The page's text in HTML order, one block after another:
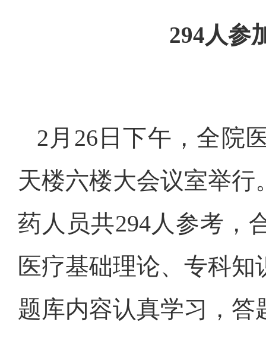
294人参
2 月 26 日下午，全院
天楼六楼大会议室举
药人员共294人参考，
医疗基础理论、专科
题库内容认真学习，